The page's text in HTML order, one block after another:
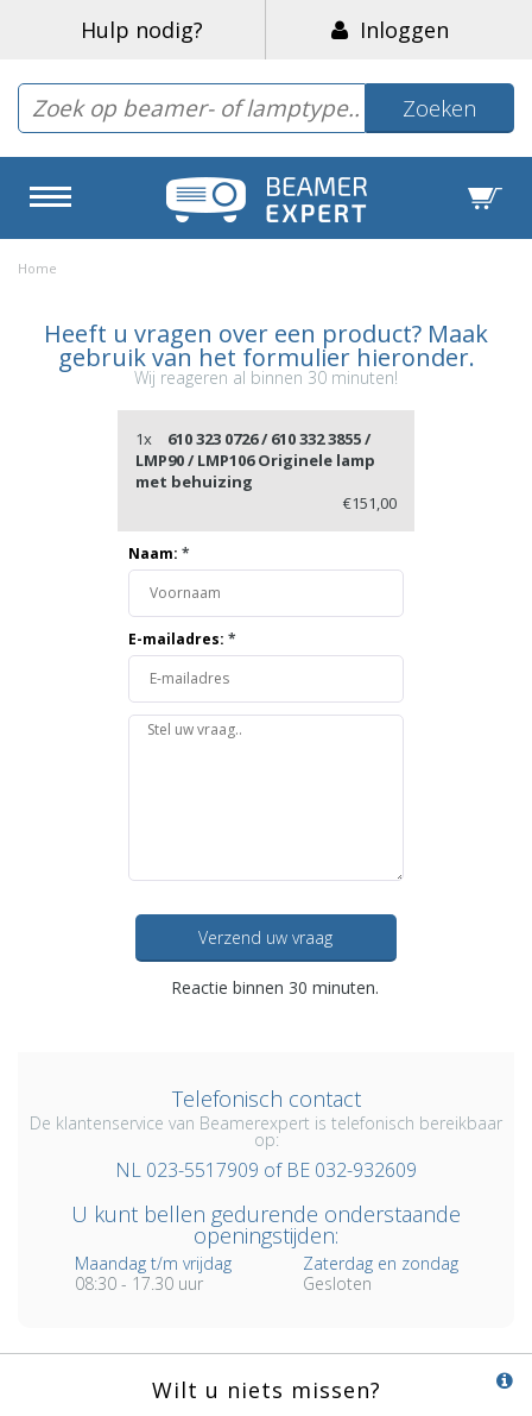
Hulp nodig? Inloggen
Zoeken
Home
Heeft u vragen over een product? Maak
gebruik van het formulier hieronder.
Wij reageren al binnen 30 minuten!
1x
610 323 0726 / 610 332 3855 /
LMP90 / LMP106 Originele lamp
met behuizing
€151,00
Naam: *
E-mailadres: *
Verzend uw vraag
Reactie binnen 30 minuten.
Telefonisch contact
De klantenservice van Beamerexpert is telefonisch bereikbaar
op:
NL 023-5517909 of BE 032-932609
U kunt bellen gedurende onderstaande
openingstijden:
Maandag t/m vrijdag
08:30 - 17.30 uur
Zaterdag en zondag
Gesloten
Wilt u niets missen?